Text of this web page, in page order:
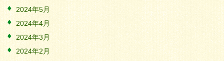
2024年5月
2024年4月
2024年3月
2024年2月